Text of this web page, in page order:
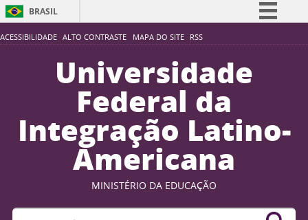
ACESSIBILIDADE ALTO CONTRASTE MAPA DO SITE RSS
BRASIL
Simplifique!
Participe
Acesso à informação
Legislação
Canais
Universidade
Federal da
Integração Latino-
Americana
MINISTÉRIO DA EDUCAÇÃO
Buscar no portal